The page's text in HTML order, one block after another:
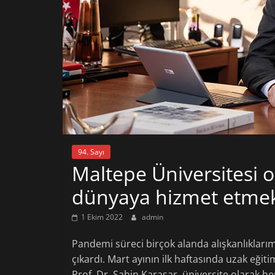
94. Sayı
Maltepe Üniversitesi
dünyaya hizmet
1 Ekim 2022 admin
Pandemi süreci birçok alanda
çıkardı. Mart ayının ilk haftasında uzak